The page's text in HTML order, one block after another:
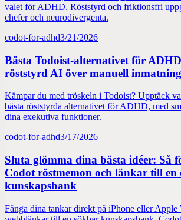
valet för ADHD. Röststyrd och friktionsfri
chefer och neurodivergenta.
codot-for-adhd3/21/2026
Bästa Todoist-alternativet för
röststyrd AI över manuell inmatning
Kämpar du med tröskeln i Todoist? Upptäck
bästa röststyrda alternativet för ADHD, med
dina exekutiva funktioner.
codot-for-adhd3/17/2026
Sluta glömma dina bästa idéer: Så
Codot röstmemon och länkar till en
kunskapsbank
Fånga dina tankar direkt på iPhone eller Apple